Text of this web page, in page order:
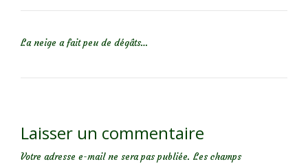
La neige a fait peu de dégâts…
Laisser un commentaire
Votre adresse e-mail ne sera pas publiée. Les champs